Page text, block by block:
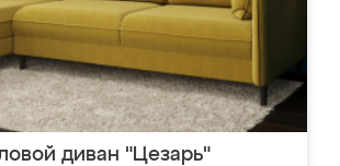
диван "Цезарь"